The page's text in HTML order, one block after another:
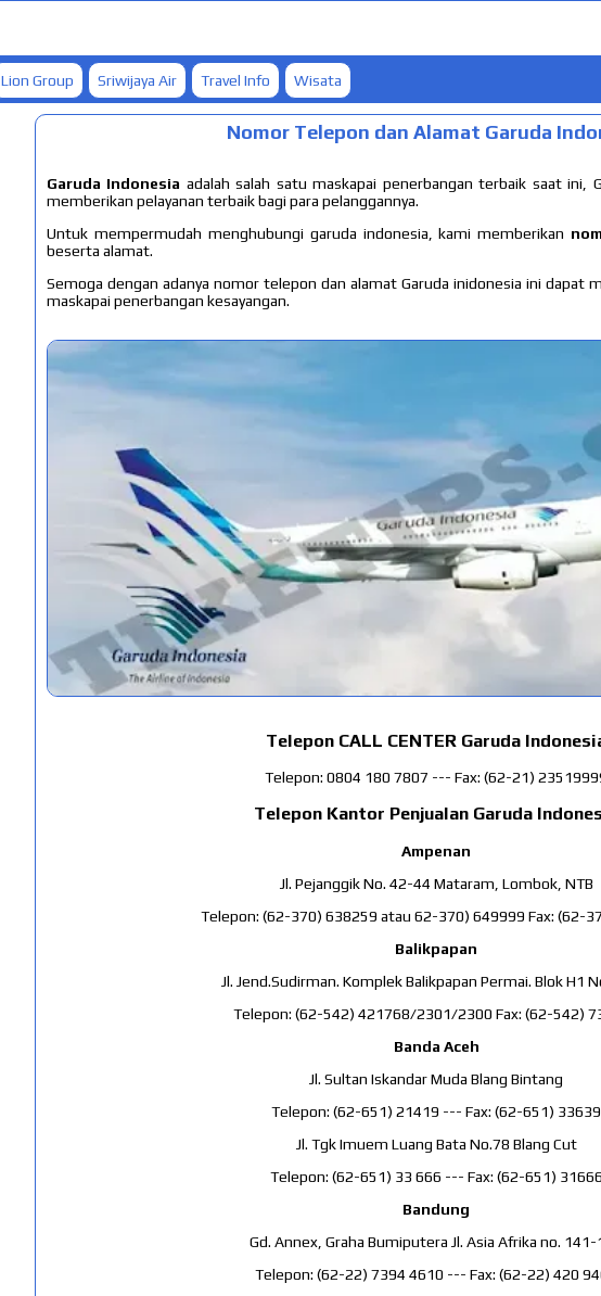
Lion Group Sriwijaya Air Travel Info Wisata
Nomor Telepon dan Alamat Garuda
Garuda Indonesia adalah salah satu maskapai penerbangan terbaik saat ini,
memberikan pelayanan terbaik bagi para pelanggannya.
Untuk mempermudah menghubungi garuda indonesia, kami memberikan
beserta alamat.
Semoga dengan adanya nomor telepon dan alamat Garuda inidonesia ini dapat
maskapai penerbangan kesayangan.
Telepon CALL CENTER Garuda
Telepon: 0804 180 7807 --- Fax: (62-21)
Telepon Kantor Penjualan Garuda
Ampenan
Jl. Pejanggik No. 42-44 Mataram, Lombok, NTB
Telepon: (62-370) 638259 atau 62-370) 649999 Fax: (62-
Balikpapan
Jl. Jend.Sudirman. Komplek Balikpapan Permai. Blok H1
Telepon: (62-542) 421768/2301/2300 Fax: (62-542)
Banda Aceh
Jl. Sultan Iskandar Muda Blang Bintang
Telepon: (62-651) 21419 --- Fax: (62-651) 33639
Jl. Tgk Imuem Luang Bata No.78 Blang Cut
Telepon: (62-651) 33 666 --- Fax: (62-651) 31666
Bandung
Gd. Annex, Graha Bumiputera Jl. Asia Afrika no. 141-
Telepon: (62-22) 7394 4610 --- Fax: (62-22) 420